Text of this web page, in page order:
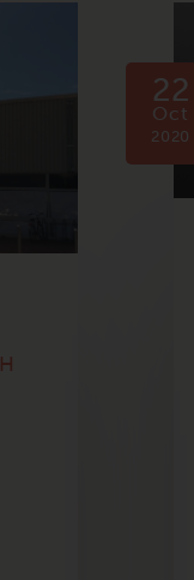
22
Oct
2020